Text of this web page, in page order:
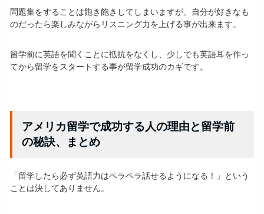
問題集をすることは飽き飽きしてしまいますが、自分が好きなも
のだったら楽しみながらリスニング力を上げる事が出来ます。
留学前に英語を聞くことに抵抗をなくし、少しでも英語耳を作っ
てから留学をスタートする事が留学成功のカギです。
アメリカ留学で成功する人の理由と留学前
の秘訣、まとめ
「留学したら必ず英語力はペラペラ話せるようになる！」という
ことは決してありません。